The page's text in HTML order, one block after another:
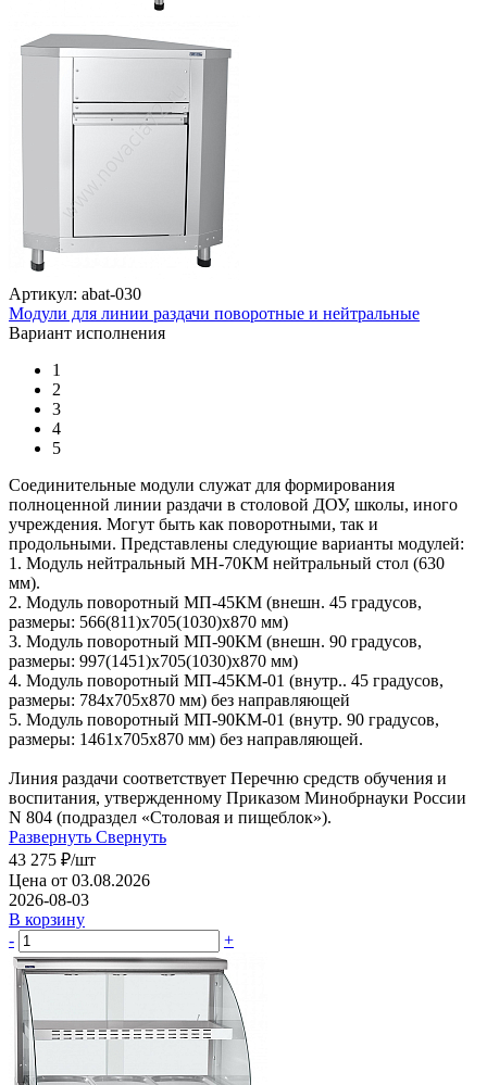
Артикул: abat-030
Модули для линии раздачи поворотные и нейтральные
Вариант исполнения
1
2
3
4
5
Соединительные модули служат для формирования
полноценной линии раздачи в столовой ДОУ, школы, иного
учреждения. Могут быть как поворотными, так и
продольными. Представлены следующие варианты модулей:
1. Модуль нейтральный МН-70КМ нейтральный стол (630
мм).
2. Модуль поворотный МП-45КМ (внешн. 45 градусов,
размеры: 566(811)x705(1030)x870 мм)
3. Модуль поворотный МП-90КМ (внешн. 90 градусов,
размеры: 997(1451)x705(1030)x870 мм)
4. Модуль поворотный МП-45КМ-01 (внутр.. 45 градусов,
размеры: 784x705x870 мм) без направляющей
5. Модуль поворотный МП-90КМ-01 (внутр. 90 градусов,
размеры: 1461x705x870 мм) без направляющей.
Линия раздачи соответствует Перечню средств обучения и
воспитания, утвержденному Приказом Минобрнауки России
N 804 (подраздел «Столовая и пищеблок»).
Развернуть Свернуть
43 275 ₽/шт
Цена от 03.08.2026
2026-08-03
В корзину
-
+